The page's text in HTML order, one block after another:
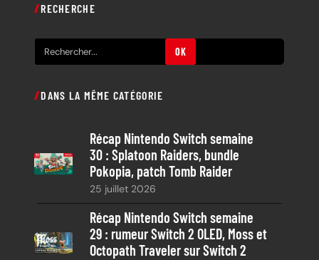
RECHERCHE
e
h
c
h
OK
DANS LA MÊME CATÉGORIE
Récap Nintendo Switch semaine
30 : Splatoon Raiders, bundle
Pokopia, patch Tomb Raider
25 juillet 2026
Récap Nintendo Switch semaine
29 : rumeur Switch 2 OLED, Moss et
Octopath Traveler sur Switch 2